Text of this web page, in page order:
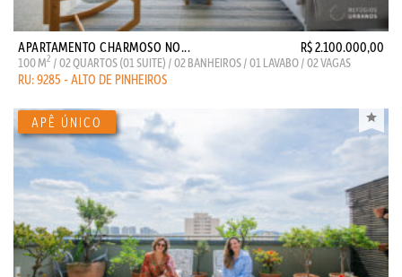
APARTAMENTO CHARMOSO NO... R$ 2.100.000,00
100 M2 / 02 QUARTOS (01 SUITE) / 02 BANHEIROS / 01 LAVABO / 02 VAGAS
RU: 9285 - ALTO DE PINHEIROS